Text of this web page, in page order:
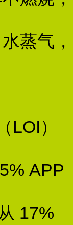
蒸气，
LOI）
APP
17%